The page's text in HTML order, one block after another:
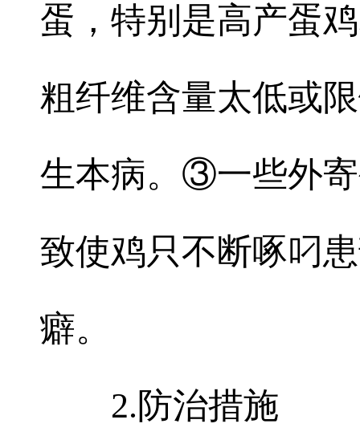
蛋，特别是高产蛋
粗纤维含量太低或
生本病。③一些外
致使鸡只不断啄叼
癖。
2.防治措施